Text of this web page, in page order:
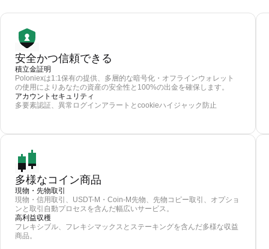
安全かつ信頼できる
積立金証明
Poloniexは1:1保有の提供、多層的な暗号化・オフラインウォレット
の使用によりあなたの資産の安全性と100%の出金を確保します。
アカウントセキュリティ
多要素認証、異常ログインアラートとcookieハイジャック防止
多様なコイン商品
現物・先物取引
現物・信用取引、USDT-M・Coin-M先物、先物コピー取引、オプショ
ンと取引自動プロセスを含んだ幅広いサービス。
高利益収穫
フレキシブル、フレキシマックスとステーキングを含んだ多様な収益
商品。